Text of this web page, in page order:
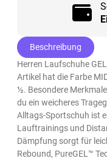
Beschreibung
Herren Laufschuhe
Artikel hat die Farbe
½. Besondere
du ein weicheres
Alltags-Sportschuh ist
Lauftrainings und
Dämpfung sorgt für
Rebound, PureGEL™